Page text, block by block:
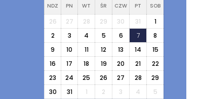
NDZ PN WT ŚR CZW PT SOB
26 27 28 29 30 31
1
2
3 4 5 6 7
8
9
10 11 12 13 14
15
16
17 18 19 20 21
22
23
24 25 26 27 28
29
30
31 1 2 3 4 5